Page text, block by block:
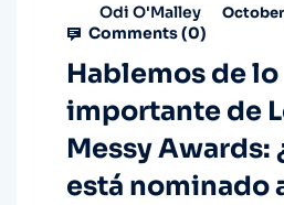
Odi O'Malley
Comments (0)
Hablemos de lo
importante de
Messy Awards:
está nominado